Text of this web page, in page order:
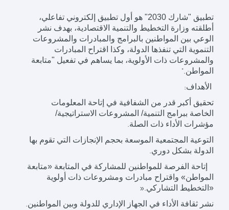
تطبيق "شارك 2030" هو أول تطبيق إلكتروني تفاعلي،
أطلقته وزارة التخطيط والتنمية الاقتصادية، بهدف نشر
الوعي بين المواطنين بالبرامج والمبادرات والمشروعات
التنموية التي تنفذها الدولة، وكذا اقتراح المبادرات
والمشروعات ذات الأولوية، بما يساهم في تفعيل "متابعة
المواطن".
الأهداف:
تحقيق أكبر قدر من الشفافية في إتاحة المعلومات
الخاصة ببرامج التنمية/ المشروعات الاستراتيجية/
مؤشرات الأداء ذات الصلة.
التوعية المجتمعية الموسعة بحجم الإنجازات التي تقوم بها
الدولة بشكل دوري.
إتاحة الفرصة للمواطنين للمشاركة في المتابعة «متابعة
المواطن» واقتراح مبادرات ومشروعات ذات أولوية
«التخطيط التشاركي».
نشر ثقافة الأداء في الجهاز الإداري للدولة وبين المواطنين.